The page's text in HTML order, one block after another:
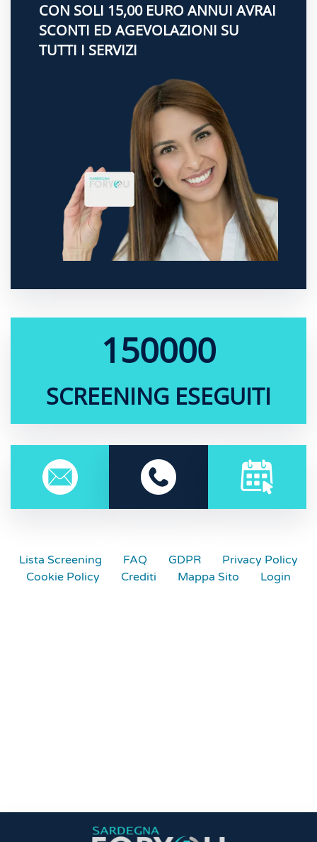
CON SOLI 15,00 EURO ANNUI AVRAI
SCONTI ED AGEVOLAZIONI SU
TUTTI I SERVIZI
150000
SCREENING ESEGUITI
Lista Screening FAQ GDPR
Privacy Policy
Cookie Policy
Crediti Mappa Sito Login